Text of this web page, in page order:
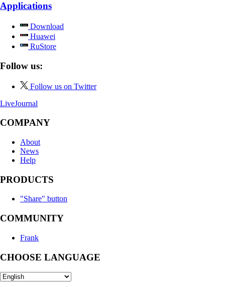
Applications
Download
Huawei
RuStore
Follow us:
Follow us on Twitter
LiveJournal
COMPANY
About
News
Help
PRODUCTS
"Share" button
COMMUNITY
Frank
CHOOSE LANGUAGE